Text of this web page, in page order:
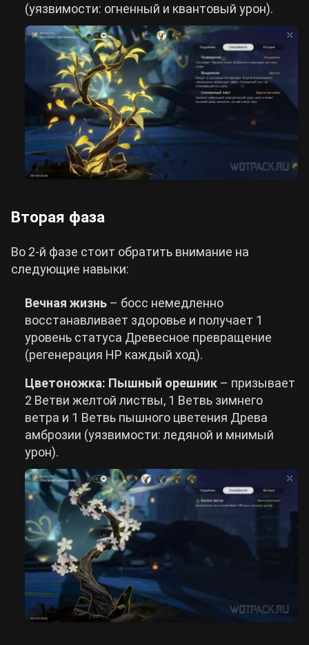
(уязвимости: огненный и квантовый урон).
Вторая фаза
Во 2-й фазе стоит обратить внимание на
следующие навыки:
Вечная жизнь – босс немедленно
восстанавливает здоровье и получает 1
уровень статуса Древесное превращение
(регенерация HP каждый ход).
Цветоножка: Пышный орешник – призывает
2 Ветви желтой листвы, 1 Ветвь зимнего
ветра и 1 Ветвь пышного цветения Древа
амброзии (уязвимости: ледяной и мнимый
урон).